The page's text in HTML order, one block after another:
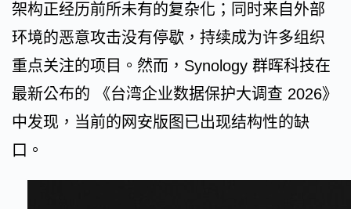
架构正经历前所未有的复杂化；同时来自外部
环境的恶意攻击没有停歇，持续成为许多组织
重点关注的项目。然而，Synology 群晖科技在
最新公布的 《台湾企业数据保护大调查 2026》
中发现，当前的网安版图已出现结构性的缺
口。